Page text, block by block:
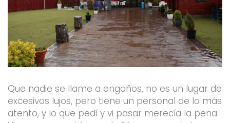
Que nadie se llame a engaños, no es un lugar de
excesivos lujos, pero tiene un personal de lo más
atento, y lo que pedí y vi pasar merecía la pena.